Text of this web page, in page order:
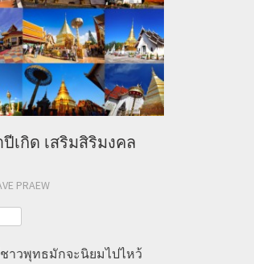
เกิด เสริมสิริมงคล
PRAEW
ชาวพุทธมักจะนิยมไปไหว้